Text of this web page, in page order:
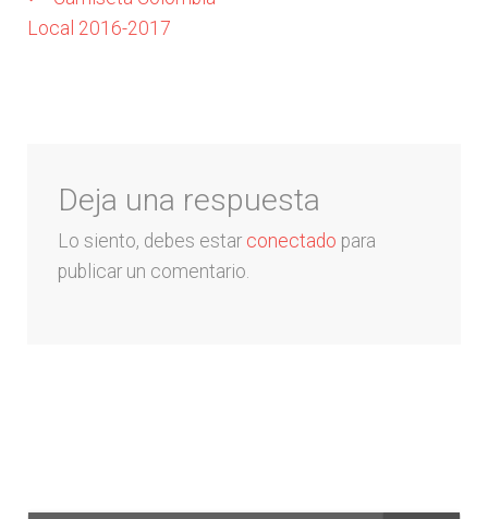
Arquero
Otros productos
OUTLET
de
Local 2016-2017
Deja una respuesta
Lo siento, debes estar conectado para
publicar un comentario.